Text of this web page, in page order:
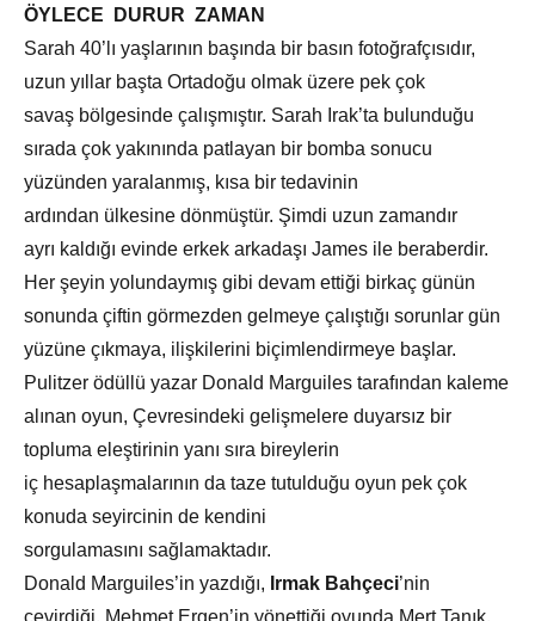
ÖYLECE DURUR ZAMAN
Sarah 40’lı yaşlarının başında bir basın fotoğrafçısıdır,
uzun yıllar başta Ortadoğu olmak üzere pek çok
savaş bölgesinde çalışmıştır. Sarah Irak’ta bulunduğu
sırada çok yakınında patlayan bir bomba sonucu
yüzünden yaralanmış, kısa bir tedavinin
ardından ülkesine dönmüştür. Şimdi uzun zamandır
ayrı kaldığı evinde erkek arkadaşı James ile beraberdir.
Her şeyin yolundaymış gibi devam ettiği birkaç günün
sonunda çiftin görmezden gelmeye çalıştığı sorunlar gün
yüzüne çıkmaya, ilişkilerini biçimlendirmeye başlar.
Pulitzer ödüllü yazar Donald Marguiles tarafından kaleme
alınan oyun, Çevresindeki gelişmelere duyarsız bir
topluma eleştirinin yanı sıra bireylerin
iç hesaplaşmalarının da taze tutulduğu oyun pek çok
konuda seyircinin de kendini
sorgulamasını sağlamaktadır.
Donald Marguiles’in yazdığı, Irmak Bahçeci’nin
çevirdiği, Mehmet Ergen’in yönettiği oyunda Mert Tanık,